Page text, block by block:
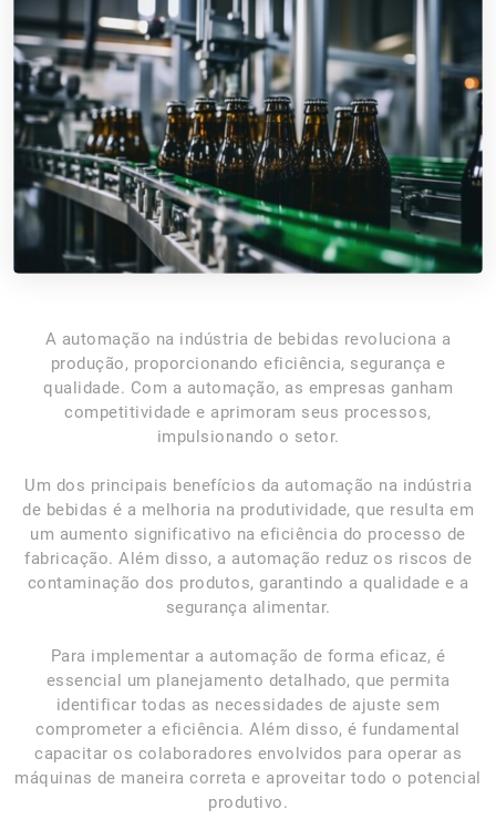
A automação na indústria de bebidas revoluciona a
produção, proporcionando eficiência, segurança e
qualidade. Com a automação, as empresas ganham
competitividade e aprimoram seus processos,
impulsionando o setor.
Um dos principais benefícios da automação na indústria
de bebidas é a melhoria na produtividade, que resulta em
um aumento significativo na eficiência do processo de
fabricação. Além disso, a automação reduz os riscos de
contaminação dos produtos, garantindo a qualidade e a
segurança alimentar.
Para implementar a automação de forma eficaz, é
essencial um planejamento detalhado, que permita
identificar todas as necessidades de ajuste sem
comprometer a eficiência. Além disso, é fundamental
capacitar os colaboradores envolvidos para operar as
máquinas de maneira correta e aproveitar todo o potencial
produtivo.